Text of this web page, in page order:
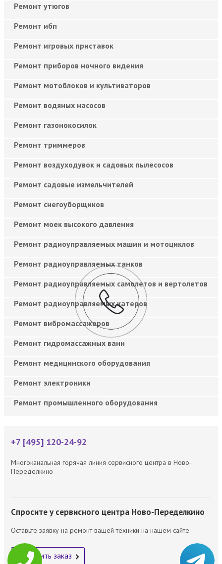
Ремонт утюгов
Ремонт ибп
Ремонт игровых приставок
Ремонт приборов ночного видения
Ремонт мотоблоков и культиваторов
Ремонт водяных насосов
Ремонт газонокосилок
Ремонт триммеров
Ремонт воздуходувок и садовых пылесосов
Ремонт садовые измельчителей
Ремонт снегоуборщиков
Ремонт моек высокого давления
Ремонт радиоуправляемых машин и мотоциклов
Ремонт радиоуправляемых танков
Ремонт радиоуправляемых самолетов и вертолетов
Ремонт радиоуправляемых катеров
Ремонт вибромассажеров
Ремонт гидромассажных ванн
Ремонт медицинского оборудования
Ремонт электроники
Ремонт промышленного оборудования
+7 [495] 120-24-92
Многоканальная горячая линия сервисного центра в Ново-
Переделкино
Спросите у сервисного центра Ново-Переделкино
Оставьте заявку на ремонт вашей техники на нашем сайте
Оформить заказ